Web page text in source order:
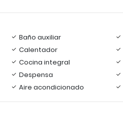
Baño auxiliar
Calentador
Cocina integral
Despensa
Aire acondicionado